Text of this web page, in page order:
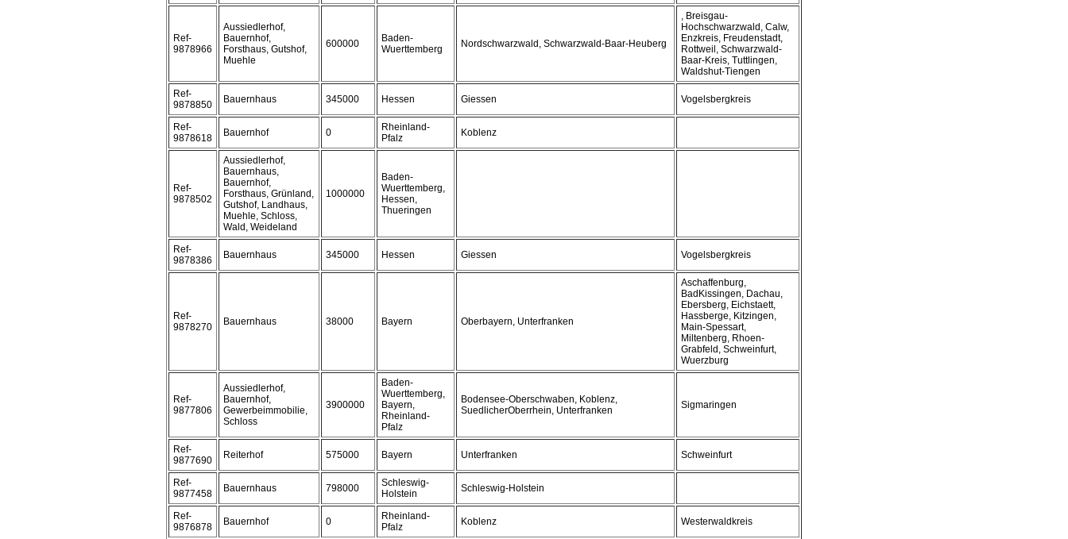
Ref-
9878966
Aussiedlerhof,
Bauernhof,
Forsthaus, Gutshof,
Muehle
600000
Baden-
Wuerttemberg
Nordschwarzwald, Schwarzwald-Baar-Heuberg
, Breisgau-
Hochschwarzwald, Calw,
Enzkreis, Freudenstadt,
Rottweil, Schwarzwald-
Baar-Kreis, Tuttlingen,
Waldshut-Tiengen
Ref-
9878850
Bauernhaus 345000 Hessen Giessen Vogelsbergkreis
Ref-
9878618
Bauernhof 0
Rheinland-
Pfalz
Koblenz
Ref-
9878502
Aussiedlerhof,
Bauernhaus,
Bauernhof,
Forsthaus, Grünland,
Gutshof, Landhaus,
Muehle, Schloss,
Wald, Weideland
1000000
Baden-
Wuerttemberg,
Hessen,
Thueringen
Ref-
9878386
Bauernhaus 345000 Hessen Giessen Vogelsbergkreis
Ref-
9878270
Bauernhaus 38000 Bayern Oberbayern, Unterfranken
Aschaffenburg,
BadKissingen, Dachau,
Ebersberg, Eichstaett,
Hassberge, Kitzingen,
Main-Spessart,
Miltenberg, Rhoen-
Grabfeld, Schweinfurt,
Wuerzburg
Ref-
9877806
Aussiedlerhof,
Bauernhof,
Gewerbeimmobilie,
Schloss
3900000
Baden-
Wuerttemberg,
Bayern,
Rheinland-
Pfalz
Bodensee-Oberschwaben, Koblenz,
SuedlicherOberrhein, Unterfranken
Sigmaringen
Ref-
9877690
Reiterhof 575000 Bayern Unterfranken Schweinfurt
Ref-
9877458
Bauernhaus 798000
Schleswig-
Holstein
Schleswig-Holstein
Ref-
9876878
Bauernhof 0
Rheinland-
Pfalz
Koblenz Westerwaldkreis